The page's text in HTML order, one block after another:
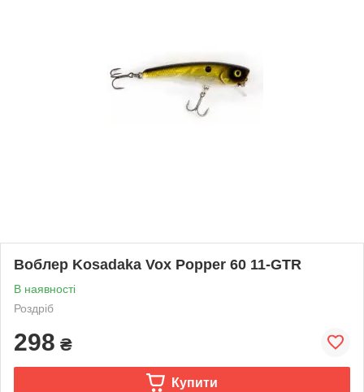
Воблер Kosadaka Vox Popper 60 11-GTR
В наявності
Роздріб
298 ₴
Купити